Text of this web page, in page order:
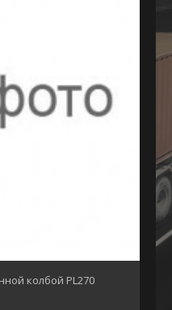
колбой PL270